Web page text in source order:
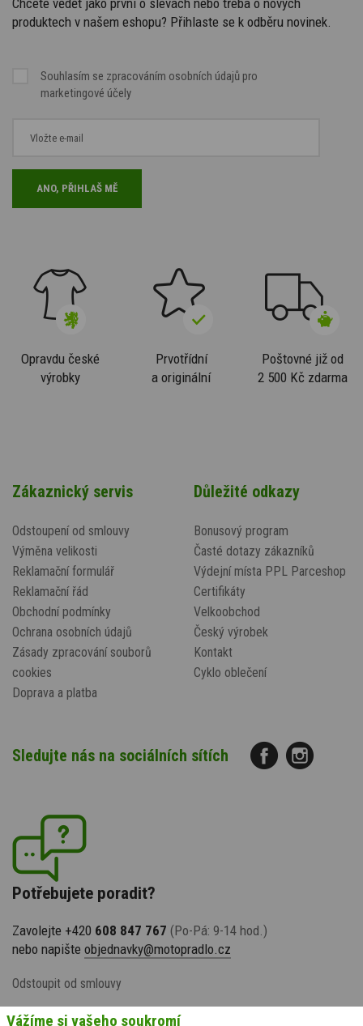
produktech v našem eshopu? Přihlaste se k odběru novinek.
Souhlasím se zpracováním osobních údajů pro
marketingové účely
Opravdu české
výrobky
Prvotřídní
a originální
Poštovné již od
2 500 Kč zdarma
Zákaznický servis
Odstoupení od smlouvy
Výměna velikosti
Reklamační formulář
Reklamační řád
Obchodní podmínky
Ochrana osobních údajů
Zásady zpracování souborů
cookies
Doprava a platba
Důležité odkazy
Bonusový program
Časté dotazy zákazníků
Výdejní místa PPL Parceshop
Certifikáty
Velkoobchod
Český výrobek
Kontakt
Cyklo oblečení
Sledujte nás na sociálních sítích
Potřebujete poradit?
Zavolejte +420 608 847 767 (Po-Pá: 9-14 hod.)
nebo napište objednavky@motopradlo.cz
Odstoupit od smlouvy
Vážíme si vašeho soukromí